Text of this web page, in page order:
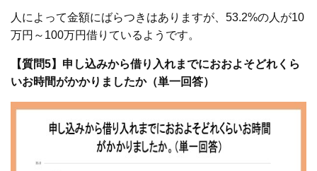
人によって金額にばらつきはありますが、53.2%の人が10
万円～100万円借りているようです。
【質問5】申し込みから借り入れまでにおおよそどれくら
いお時間がかかりましたか（単一回答）